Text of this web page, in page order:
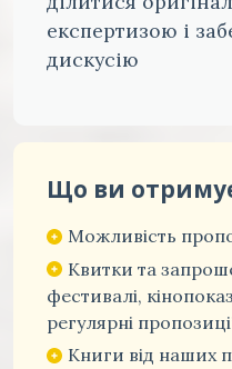
експертизою і
дискусію
Що ви
Можливість
Квитки та
фестивалі,
регулярні
Книги від наших